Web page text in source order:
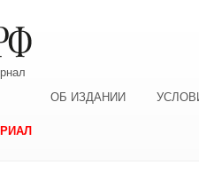
ОБ ИЗДАНИИ